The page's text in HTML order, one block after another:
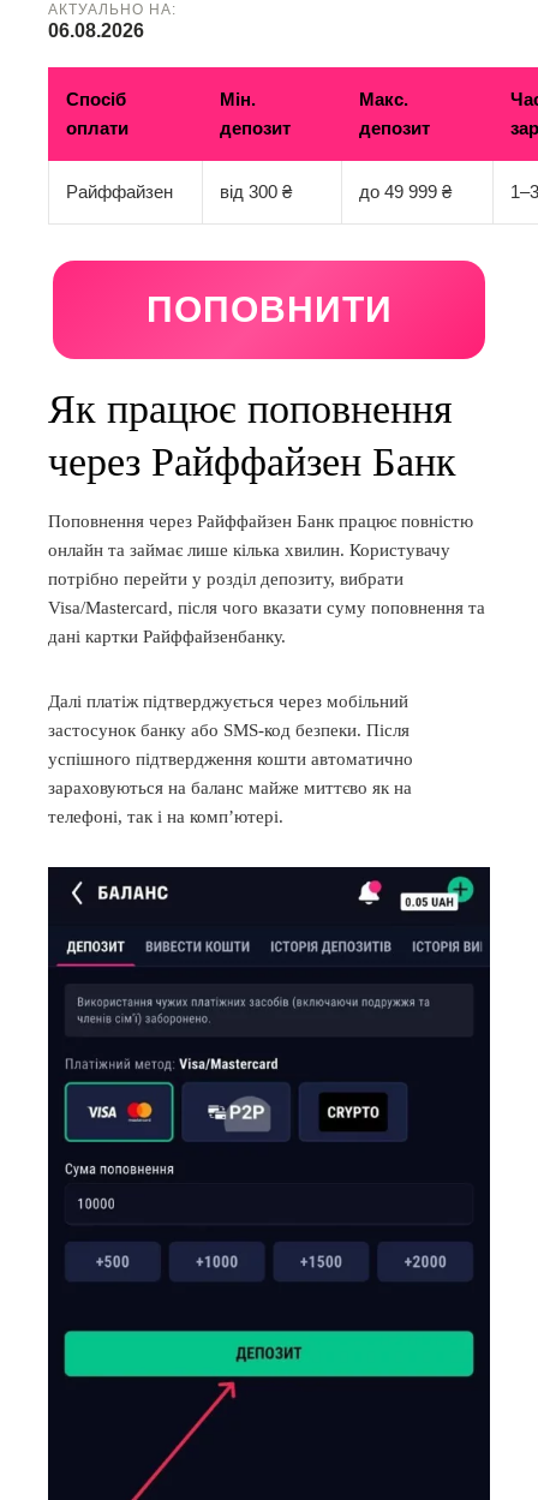
АКТУАЛЬНО НА:
06.08.2026
Спосіб
оплати
Мін.
депозит
Макс.
депозит
Райффайзен від 300 ₴ до 49 999 ₴
ПОПОВНИТИ
Як працює поповнення
через Райффайзен Банк
Поповнення через Райффайзен Банк працює повністю
онлайн та займає лише кілька хвилин. Користувачу
потрібно перейти у розділ депозиту, вибрати
Visa/Mastercard, після чого вказати суму поповнення та
дані картки Райффайзенбанку.
Далі платіж підтверджується через мобільний
застосунок банку або SMS-код безпеки. Після
успішного підтвердження кошти автоматично
зараховуються на баланс майже миттєво як на
телефоні, так і на комп’ютері.